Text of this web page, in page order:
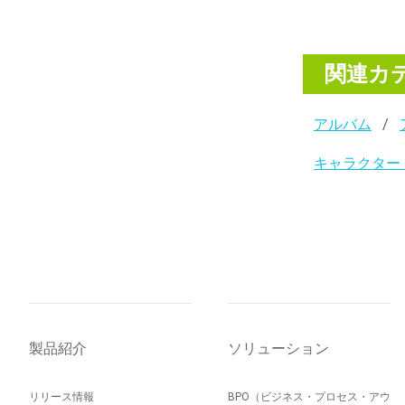
関連カ
アルバム
キャラクタ
製品紹介
リリース情報
ソリューション
BPO（ビジネス・プロセス・アウ